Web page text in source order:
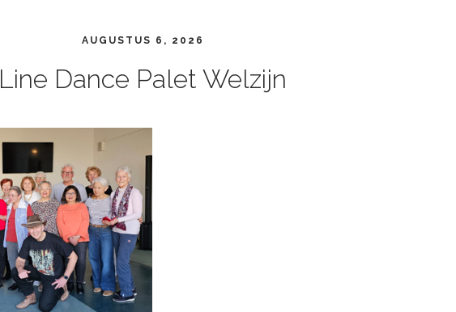
AUGUSTUS 6, 2026
Line Dance Palet Welzijn